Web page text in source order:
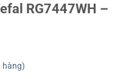
RG7447WH –
hàng)